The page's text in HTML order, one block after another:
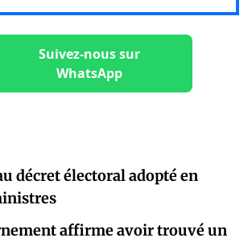
Suivez-nous sur
WhatsApp
décret électoral adopté en
affirme avoir trouvé un